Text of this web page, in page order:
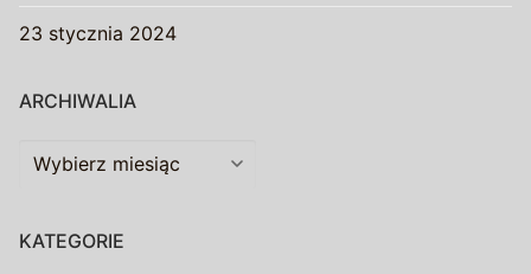
23 stycznia 2024
ARCHIWALIA
Archiwalia
KATEGORIE